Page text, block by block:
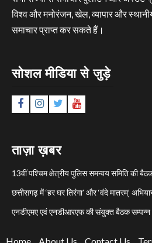
विश्व और मनोरंजन, खेल, व्यापार और
समाचार प्राप्त कर सकते हैं।
सोशल मीडिया से जुड़े
FacebookInstagram
TwitterYouTube
ताज़ा ख़बर
13वीं पश्चिम क्षेत्रीय पुलिस समन्वय समिति की
छत्तीसगढ़ में ‘हर घर तिरंगा’ और ‘वंदे मातरम्’
एनडीएमए एवं एनडीआरएफ की संयुक्त बैठक सम्पन्न